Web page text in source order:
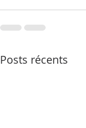
Posts récents